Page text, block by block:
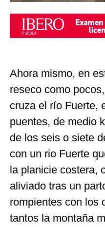
Ahora mismo, en
reseco como
cruza el río Fuerte,
puentes, de medio
de los seis o siete
con un rio Fuerte
la planicie costera,
aliviado tras un
rompientes con los
tantos la montaña